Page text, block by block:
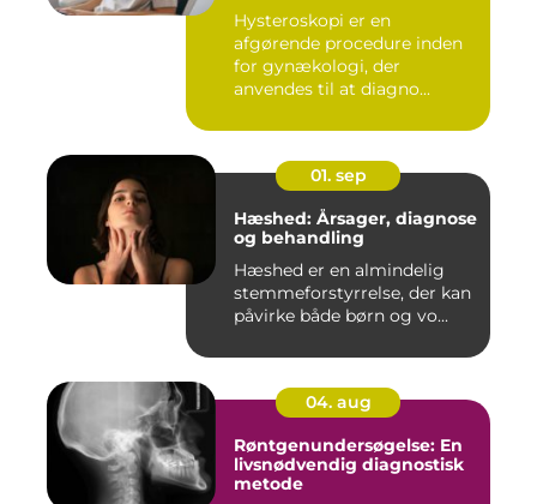
Hysteroskopi er en
afgørende procedure inden
for gynækologi, der
anvendes til at diagno...
01. sep
Hæshed: Årsager, diagnose
og behandling
Hæshed er en almindelig
stemmeforstyrrelse, der kan
påvirke både børn og vo...
04. aug
Røntgenundersøgelse: En
livsnødvendig diagnostisk
metode